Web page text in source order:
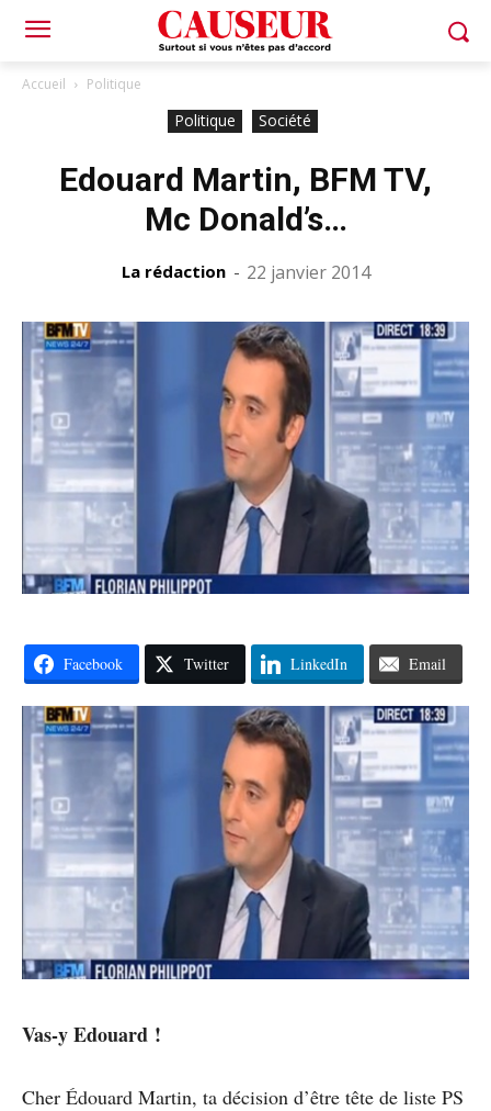
Accueil Politique
Politique Société
Edouard Martin, BFM TV,
Mc Donald’s…
La rédaction - 22 janvier 2014
Facebook Twitter LinkedIn Email
Vas-y Edouard !
Cher Édouard Martin, ta décision d’être tête de liste PS